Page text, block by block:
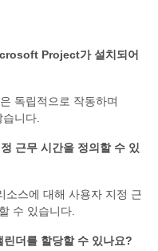
Project가 설치되어
독립적으로 작동하며
니다.
근무 시간을 정의할 수 있
소스에 대해 사용자 지정 근
수 있습니다.
더를 할당할 수 있나요?